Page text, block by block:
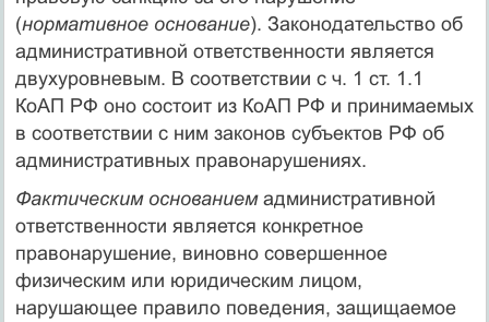
(нормативное основание). Законодательство об
административной ответственности является
двухуровневым. В соответствии с ч. 1 ст. 1.1
КоАП РФ оно состоит из КоАП РФ и принимаемых
в соответствии с ним законов субъектов РФ об
административных правонарушениях.
Фактическим основаниемадминистративной
ответственности является конкретное
правонарушение, виновно совершенное
физическим или юридическим лицом,
нарушающее правило поведения, защищаемое